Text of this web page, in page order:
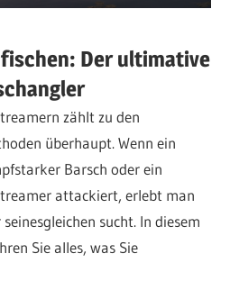
Der ultimative
zählt zu den
überhaupt. Wenn ein
Barsch oder ein
attackiert, erlebt man
sucht. In diesem
Sie alles, was Sie